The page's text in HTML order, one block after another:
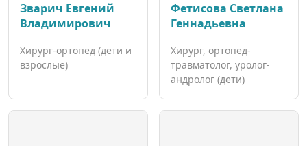
Зварич Евгений
Владимирович
Хирург-ортопед (дети и
взрослые)
Фетисова Светлана
Геннадьевна
Хирург, ортопед-
травматолог, уролог-
андролог (дети)